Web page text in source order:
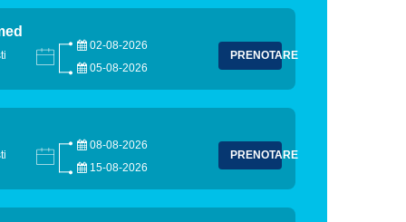
02-08-2026
05-08-2026
PRENOTARE
08-08-2026
15-08-2026
PRENOTARE